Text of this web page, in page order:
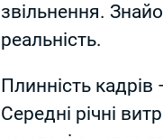
звільнення.
реальність.
Плинність
Середні річні